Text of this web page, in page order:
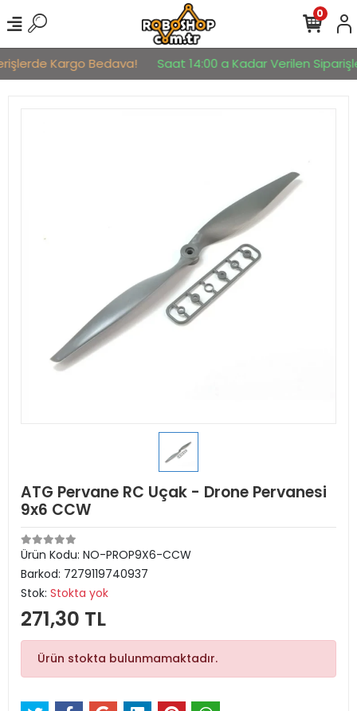
Kargo Bedava! Saat 14:00 a Kadar Verilen
0
ATG Pervane RC Uçak - Drone Pervanesi
9x6 CCW
Ürün Kodu: NO-PROP9X6-CCW
Barkod: 7279119740937
Stok: Stokta yok
271,30 TL
Ürün stokta bulunmamaktadır.